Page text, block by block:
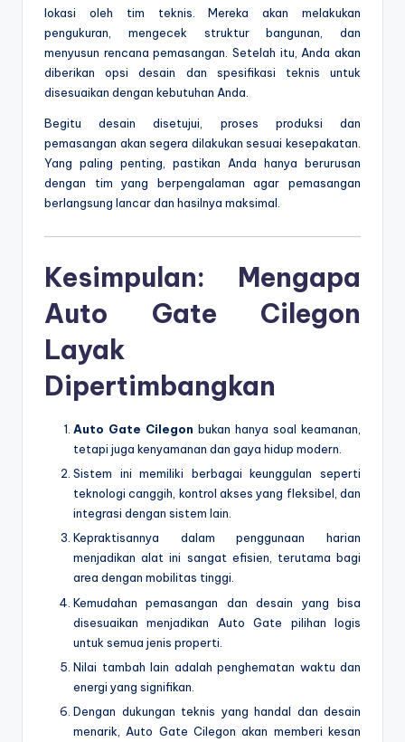
lokasi oleh tim teknis. Mereka akan melakukan
pengukuran, mengecek struktur bangunan, dan
menyusun rencana pemasangan. Setelah itu, Anda akan
diberikan opsi desain dan spesifikasi teknis untuk
disesuaikan dengan kebutuhan Anda.
Begitu desain disetujui, proses produksi dan
pemasangan akan segera dilakukan sesuai kesepakatan.
Yang paling penting, pastikan Anda hanya berurusan
dengan tim yang berpengalaman agar pemasangan
berlangsung lancar dan hasilnya maksimal.
Kesimpulan: Mengapa
Auto Gate Cilegon
Layak
Dipertimbangkan
Auto Gate Cilegon bukan hanya soal keamanan,
tetapi juga kenyamanan dan gaya hidup modern.
Sistem ini memiliki berbagai keunggulan seperti
teknologi canggih, kontrol akses yang fleksibel, dan
integrasi dengan sistem lain.
Kepraktisannya dalam penggunaan harian
menjadikan alat ini sangat efisien, terutama bagi
area dengan mobilitas tinggi.
Kemudahan pemasangan dan desain yang bisa
disesuaikan menjadikan Auto Gate pilihan logis
untuk semua jenis properti.
Nilai tambah lain adalah penghematan waktu dan
energi yang signifikan.
Dengan dukungan teknis yang handal dan desain
menarik, Auto Gate Cilegon akan memberi kesan